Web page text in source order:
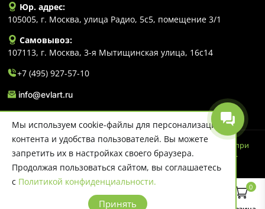
0
Юр. адрес:
105005, г. Москва, улица Радио, 5с5, помещение 3/1
Самовывоз:
107113, г. Москва, 3-я Мытищинская улица, 16с14
+7 (495) 927-57-10
info@evlart.ru
© 2026 Evlart. Сайт несет информационный характер и ни при
каких обстоятельствах не является публичной офертой.
Политика конфиденциальности
Мы используем cookie-файлы для персонализации
контента и удобства пользователей. Вы можете
запретить их в настройках своего браузера.
Продолжая пользоваться сайтом, вы соглашаетесь
с Политикой конфиденциальности.
Принять